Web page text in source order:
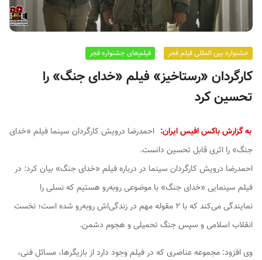
جشنواره بین المللی فیلم فجر فیلم‌های جشنواره فجر
کارگردان «رستاخیز» فیلم «خدای جنگ» را
تحسین کرد
به گزارش باکس افیس ایران: احمدرضا درویش کارگردان سینما فیلم «خدای
جنگ» را اثری قابل تحسین دانست.
احمدرضا درویش کارگردان سینما در درباره فیلم «خدای جنگ» بیان کرد: در
فیلم سینمایی «خدای جنگ» با موضوعی روبه‌رو هستیم که نسلی را
نمایندگی می‌کند که با ۲ مقوله مهم در زندگی‌اش روبه‌رو شده است؛ نخست
انقلاب اسلامی و سپس جنگ تحمیلی و هجوم دشمن.
وی افزود: مجموعه عناصری که در فیلم وجود دارد از بازیگرها، مسائل فنی،